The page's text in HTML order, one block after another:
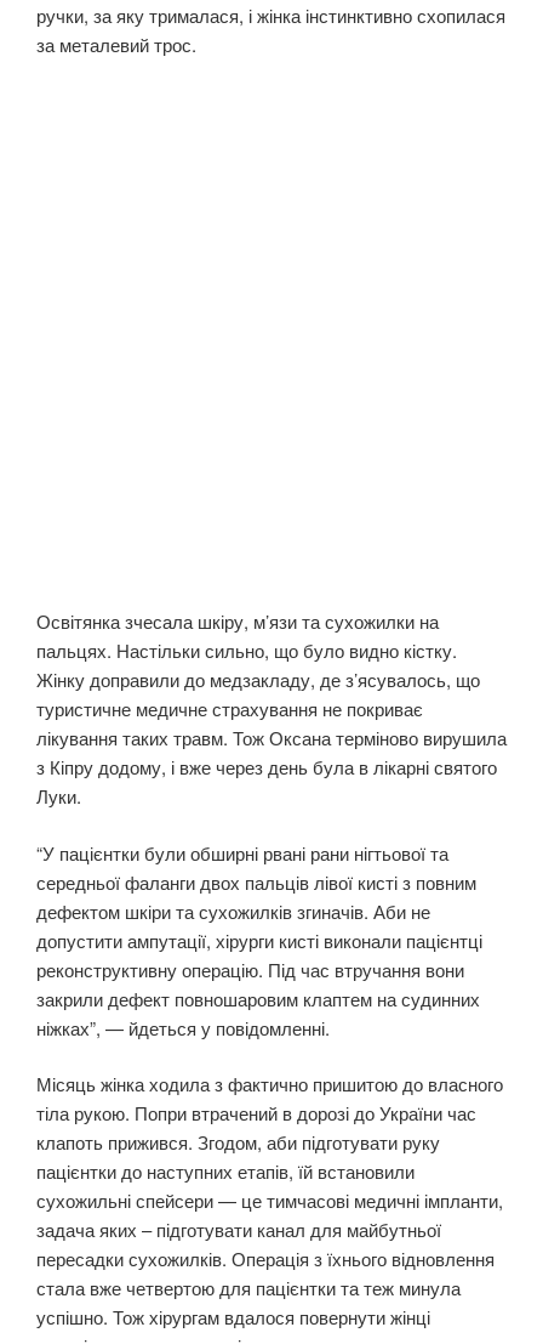
ручки, за яку трималася, і жінка інстинктивно схопилася
за металевий трос.
Освітянка зчесала шкіру, м’язи та сухожилки на
пальцях. Настільки сильно, що було видно кістку.
Жінку доправили до медзакладу, де з’ясувалось, що
туристичне медичне страхування не покриває
лікування таких травм. Тож Оксана терміново вирушила
з Кіпру додому, і вже через день була в лікарні святого
Луки.
“У пацієнтки були обширні рвані рани нігтьової та
середньої фаланги двох пальців лівої кисті з повним
дефектом шкіри та сухожилків згиначів. Аби не
допустити ампутації, хірурги кисті виконали пацієнтці
реконструктивну операцію. Під час втручання вони
закрили дефект повношаровим клаптем на судинних
ніжках”, — йдеться у повідомленні.
Місяць жінка ходила з фактично пришитою до власного
тіла рукою. Попри втрачений в дорозі до України час
клапоть прижився. Згодом, аби підготувати руку
пацієнтки до наступних етапів, їй встановили
сухожильні спейсери — це тимчасові медичні імпланти,
задача яких – підготувати канал для майбутньої
пересадки сухожилків. Операція з їхнього відновлення
стала вже четвертою для пацієнтки та теж минула
успішно. Тож хірургам вдалося повернути жінці